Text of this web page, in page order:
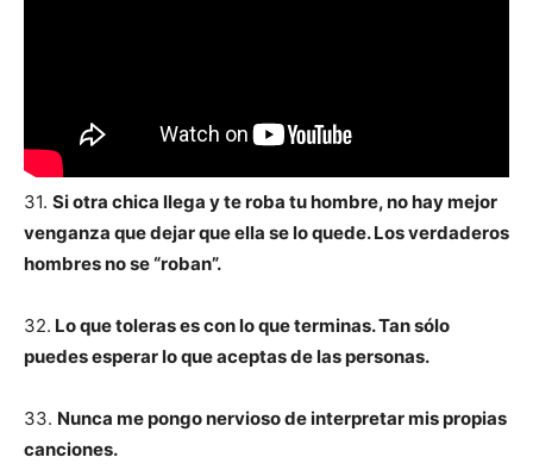
31. Si otra chica llega y te roba tu hombre, no hay mejor
venganza que dejar que ella se lo quede. Los verdaderos
hombres no se “roban”.
32. Lo que toleras es con lo que terminas. Tan sólo
puedes esperar lo que aceptas de las personas.
33. Nunca me pongo nervioso de interpretar mis propias
canciones.